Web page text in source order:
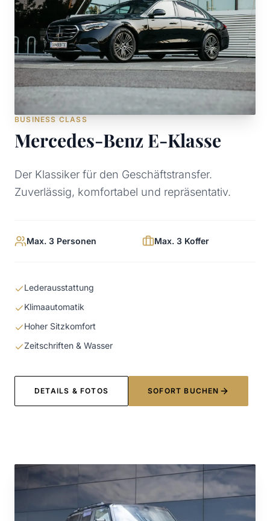
BUSINESS CLASS
Mercedes-Benz E-Klasse
Der Klassiker für den Geschäftstransfer.
Zuverlässig, komfortabel und repräsentativ.
Max. 3 Personen Max. 3 Koffer
Lederausstattung
Klimaautomatik
Hoher Sitzkomfort
Zeitschriften & Wasser
DETAILS & FOTOS SOFORT BUCHEN